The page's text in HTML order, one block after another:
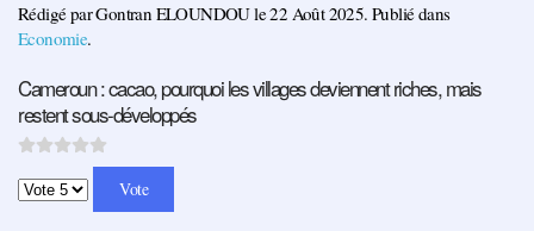
Rédigé par Gontran ELOUNDOU le22 Août 2025. Publié dans
Economie.
Cameroun : cacao, pourquoi les villages deviennent riches, mais
restent sous-développés
Veuillez voter